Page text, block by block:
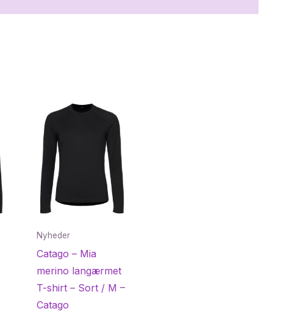
Nyheder
Catago – Mia
merino langærmet
T-shirt – Sort / M –
Catago